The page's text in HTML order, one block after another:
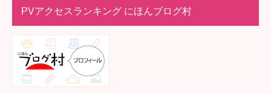
PVアクセスランキング にほんブログ村